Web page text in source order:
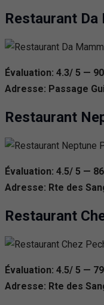
Restaurant Da
Évaluation: 4.3/ 5 —
Adresse: Passage
Restaurant
Évaluation: 4.5/ 5 —
Adresse: Rte des
Restaurant
Évaluation: 4.5/ 5 —
Adresse: Rte des